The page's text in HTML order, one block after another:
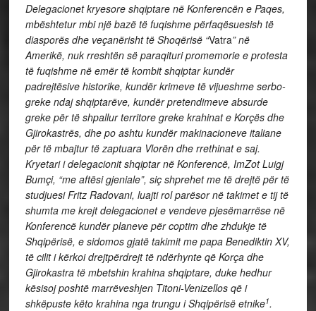
Delegacionet kryesore shqiptare në Konferencën e Paqes,
mbështetur mbi një bazë të fuqishme përfaqësuesish të
diasporës dhe veçanërisht të Shoqërisë “Vatra” në
Amerikë, nuk rreshtën së paraqituri promemorie e protesta
të fuqishme në emër të kombit shqiptar kundër
padrejtësive historike, kundër krimeve të vijueshme serbo-
greke ndaj shqiptarëve, kundër pretendimeve absurde
greke për të shpallur territore greke krahinat e Korçës dhe
Gjirokastrës, dhe po ashtu kundër makinacioneve italiane
për të mbajtur të zaptuara Vlorën dhe rrethinat e saj.
Kryetari i delegacionit shqiptar në Konferencë, ImZot Luigj
Bumçi, “me aftësi gjeniale”, siç shprehet me të drejtë për të
studjuesi Fritz Radovani, luajti rol parësor në takimet e tij të
shumta me krejt delegacionet e vendeve pjesëmarrëse në
Konferencë kundër planeve për coptim dhe zhdukje të
Shqipërisë, e sidomos gjatë takimit me papa Benediktin XV,
të cilit i kërkoi drejtpërdrejt të ndërhynte që Korça dhe
Gjirokastra të mbetshin krahina shqiptare, duke hedhur
kësisoj poshtë marrëveshjen Titoni-Venizellos që i
shkëpuste këto krahina nga trungu i Shqipërisë etnike1.